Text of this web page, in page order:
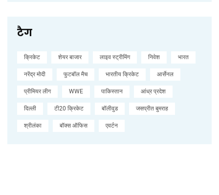
टैग
क्रिकेट शेयर बाजार लाइव स्ट्रीमिंग निवेश भारत
नरेंद्र मोदी फुटबॉल मैच भारतीय क्रिकेट आर्सेनल
प्रीमियर लीग WWE पाकिस्तान आंध्र प्रदेश
दिल्ली टी20 क्रिकेट बॉलीवुड जसप्रीत बुमराह
श्रीलंका बॉक्स ऑफिस एवर्टन